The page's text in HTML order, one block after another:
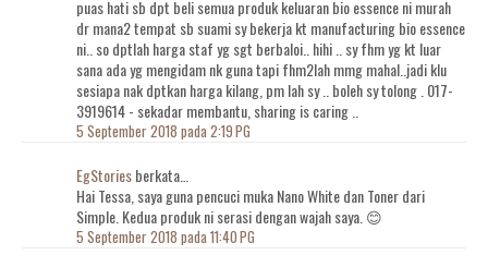
puas hati sb dpt beli semua produk keluaran bio essence ni murah
dr mana2 tempat sb suami sy bekerja kt manufacturing bio essence
ni.. so dptlah harga staf yg sgt berbaloi.. hihi .. sy fhm yg kt luar
sana ada yg mengidam nk guna tapi fhm2lah mmg mahal..jadi klu
sesiapa nak dptkan harga kilang, pm lah sy .. boleh sy tolong . 017-
3919614 - sekadar membantu, sharing is caring ..
5 September 2018 pada 2:19 PG
EgStoriesberkata…
Hai Tessa, saya guna pencuci muka Nano White dan Toner dari
Simple. Kedua produk ni serasi dengan wajah saya. 😊
5 September 2018 pada 11:40 PG